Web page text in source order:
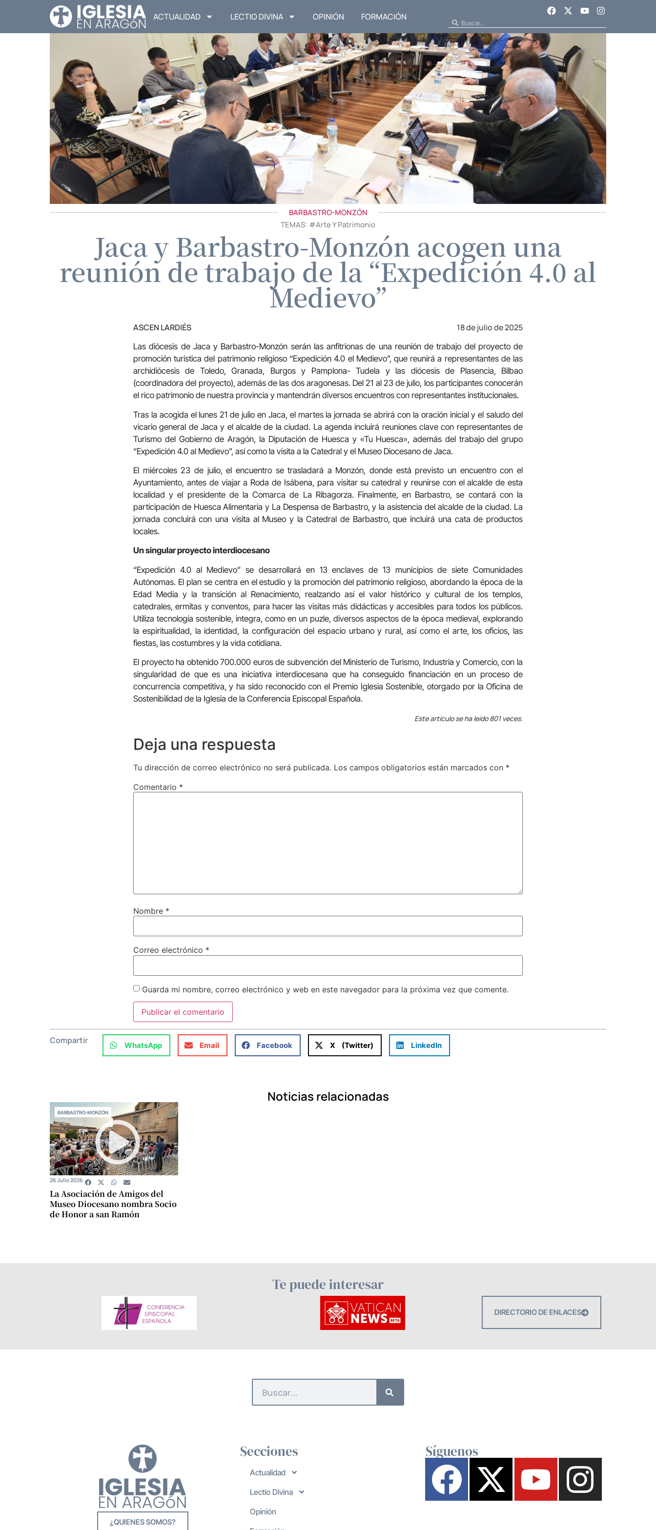
ACTUALIDAD LECTIO DIVINA OPINIÓN FORMACIÓN
BARBASTRO-MONZÓN
TEMAS: #Arte Y Patrimonio
Jaca y Barbastro-Monzón acogen una
reunión de trabajo de la “Expedición 4.0 al
Medievo”
ASCEN LARDIÉS 18 de julio de 2025
Las diócesis de Jaca y Barbastro-Monzón serán las anfitrionas de una reunión de trabajo del proyecto de
promoción turística del patrimonio religioso “Expedición 4.0 el Medievo”, que reunirá a representantes de las
archidiócesis de Toledo, Granada, Burgos y Pamplona- Tudela y las diócesis de Plasencia, Bilbao
(coordinadora del proyecto), además de las dos aragonesas. Del 21 al 23 de julio, los participantes conocerán
el rico patrimonio de nuestra provincia y mantendrán diversos encuentros con representantes institucionales.
Tras la acogida el lunes 21 de julio en Jaca, el martes la jornada se abrirá con la oración inicial y el saludo del
vicario general de Jaca y el alcalde de la ciudad. La agenda incluirá reuniones clave con representantes de
Turismo del Gobierno de Aragón, la Diputación de Huesca y «Tu Huesca», además del trabajo del grupo
“Expedición 4.0 al Medievo”, así como la visita a la Catedral y el Museo Diocesano de Jaca.
El miércoles 23 de julio, el encuentro se trasladará a Monzón, donde está previsto un encuentro con el
Ayuntamiento, antes de viajar a Roda de Isábena, para visitar su catedral y reunirse con el alcalde de esta
localidad y el presidente de la Comarca de La Ribagorza. Finalmente, en Barbastro, se contará con la
participación de Huesca Alimentaria y La Despensa de Barbastro, y la asistencia del alcalde de la ciudad. La
jornada concluirá con una visita al Museo y la Catedral de Barbastro, que incluirá una cata de productos
locales.
Un singular proyecto interdiocesano
“Expedición 4.0 al Medievo” se desarrollará en 13 enclaves de 13 municipios de siete Comunidades
Autónomas. El plan se centra en el estudio y la promoción del patrimonio religioso, abordando la época de la
Edad Media y la transición al Renacimiento, realzando así el valor histórico y cultural de los templos,
catedrales, ermitas y conventos, para hacer las visitas más didácticas y accesibles para todos los públicos.
Utiliza tecnología sostenible, integra, como en un puzle, diversos aspectos de la época medieval, explorando
la espiritualidad, la identidad, la configuración del espacio urbano y rural, así como el arte, los oficios, las
fiestas, las costumbres y la vida cotidiana.
El proyecto ha obtenido 700.000 euros de subvención del Ministerio de Turismo, Industria y Comercio, con la
singularidad de que es una iniciativa interdiocesana que ha conseguido financiación en un proceso de
concurrencia competitiva, y ha sido reconocido con el Premio Iglesia Sostenible, otorgado por la Oficina de
Sostenibilidad de la Iglesia de la Conferencia Episcopal Española.
Este artículo se ha leído 801 veces.
Deja una respuesta
Tu dirección de correo electrónico no será publicada. Los campos obligatorios están marcados con *
Comentario *
Nombre *
Correo electrónico *
Guarda mi nombre, correo electrónico y web en este navegador para la próxima vez que comente.
Compartir WhatsApp Email Facebook X (Twitter) LinkedIn
Noticias relacionadas
BARBASTRO-MONZÓN
La Asociación de Amigos del
Museo Diocesano nombra Socio
de Honor a san Ramón
26 Julio 2026
Te puede interesar
DIRECTORIO DE ENLACES
¿QUIENES SOMOS?
Secciones
Actualidad
Lectio Divina
Opinión
Síguenos